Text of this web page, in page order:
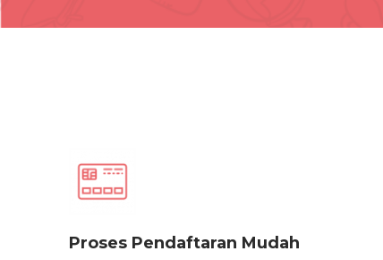
Proses Pendaftaran Mudah